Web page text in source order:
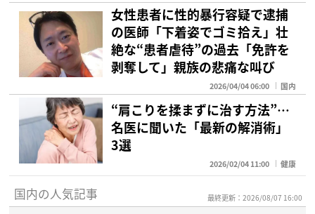
女性患者に性的暴行容疑で逮捕
の医師「下着姿でゴミ拾え」壮
絶な“患者虐待”の過去「免許を
剥奪して」親族の悲痛な叫び
2026/04/04 06:00 国内
“肩こりを揉まずに治す方法”…
名医に聞いた「最新の解消術」
3選
2026/02/04 11:00 健康
国内の人気記事 最終更新：2026/08/07 16:00